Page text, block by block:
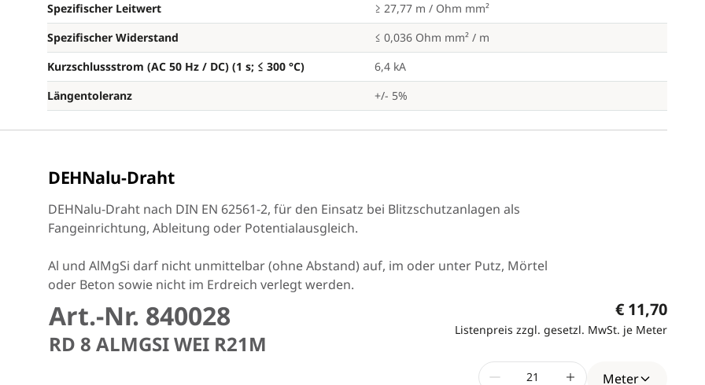
Spezifischer Leitwert
≥ 27,77 m / Ohm mm²
Spezifischer Widerstand
≤ 0,036 Ohm mm² / m
Kurzschlussstrom (AC 50 Hz / DC) (1 s; ≤ 300 °C)
6,4 kA
Längentoleranz
+/- 5%
DEHNalu-Draht
DEHNalu-Draht nach DIN EN 62561-2, für den Einsatz bei Blitzschutzanlagen als
Fangeinrichtung, Ableitung oder Potentialausgleich.
Al und AlMgSi darf nicht unmittelbar (ohne Abstand) auf, im oder unter Putz, Mörtel
oder Beton sowie nicht im Erdreich verlegt werden.
Art.-Nr. 840028
RD 8 ALMGSI WEI R21M
€ 11,70
Listenpreis zzgl. gesetzl. MwSt. je Meter
Meter